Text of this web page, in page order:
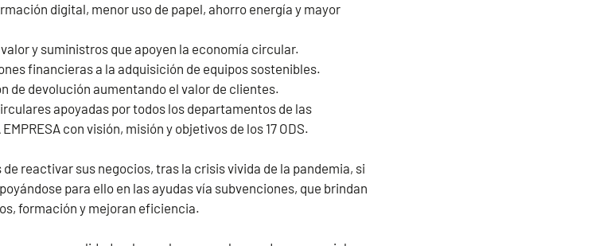
digital, menor uso de papel, ahorro energía y mayor
y suministros que apoyen la economía circular.
financieras a la adquisición de equipos sostenibles.
de devolución aumentando el valor de clientes.
apoyadas por todos los departamentos de las
con visión, misión y objetivos de los 17 ODS.
reactivar sus negocios, tras la crisis vivida de la pandemia, si
para ello en las ayudas vía subvenciones, que brindan
formación y mejoran eficiencia.